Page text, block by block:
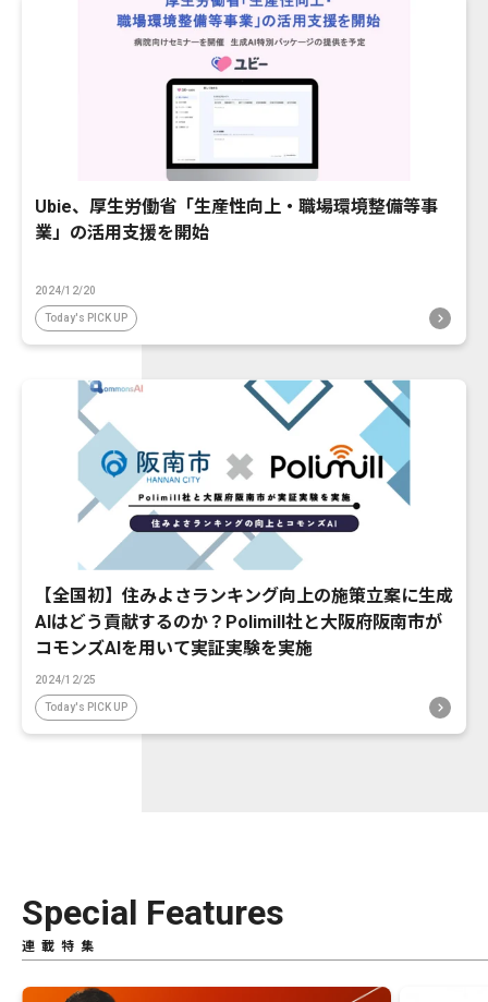
Ubie、厚生労働省「生産性向上・職場環境整備等事
業」の活用支援を開始
2024/12/20
Today's PICK UP
【全国初】住みよさランキング向上の施策立案に生成
AIはどう貢献するのか？Polimill社と大阪府阪南市が
コモンズAIを用いて実証実験を実施
2024/12/25
Today's PICK UP
Special Features
連載特集